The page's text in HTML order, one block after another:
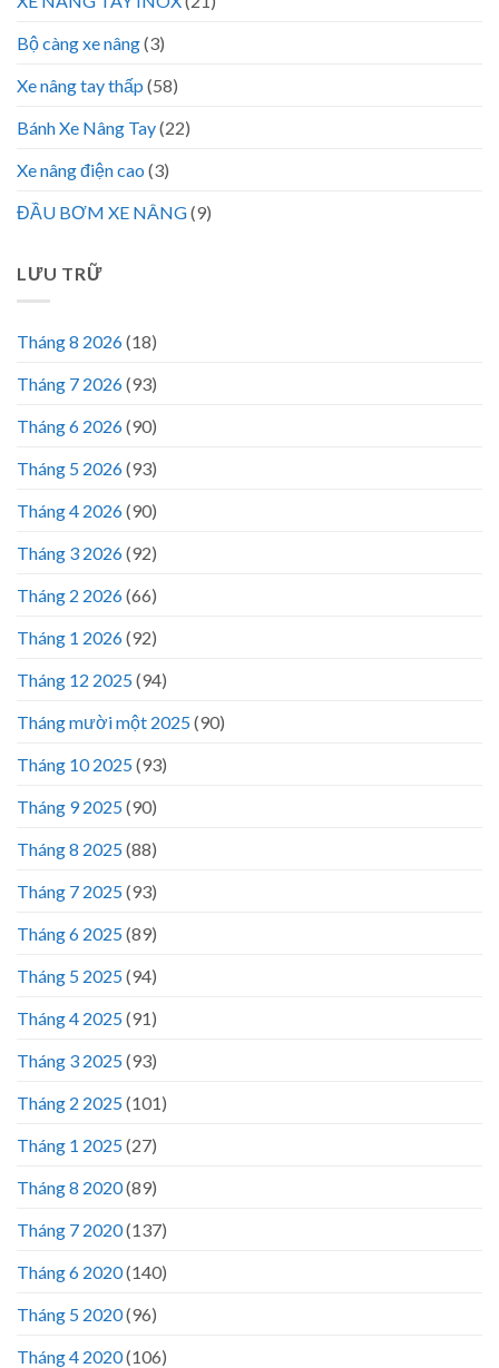
Bộ càng xe nâng(3)
Xe nâng tay thấp (58)
Bánh Xe Nâng Tay(22)
Xe nâng điện cao (3)
ĐẦU BƠM XE NÂNG(9)
LƯU TRỮ
Tháng 8 2026(18)
Tháng 7 2026(93)
Tháng 6 2026(90)
Tháng 5 2026(93)
Tháng 4 2026(90)
Tháng 3 2026(92)
Tháng 2 2026(66)
Tháng 1 2026(92)
Tháng 12 2025(94)
Tháng mười một 2025(90)
Tháng 10 2025(93)
Tháng 9 2025(90)
Tháng 8 2025(88)
Tháng 7 2025(93)
Tháng 6 2025(89)
Tháng 5 2025(94)
Tháng 4 2025(91)
Tháng 3 2025(93)
Tháng 2 2025(101)
Tháng 1 2025(27)
Tháng 8 2020(89)
Tháng 7 2020(137)
Tháng 6 2020(140)
Tháng 5 2020(96)
Tháng 4 2020(106)